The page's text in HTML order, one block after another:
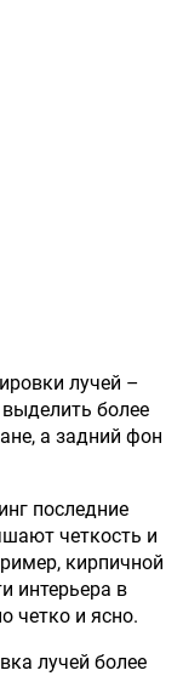
лучей –
более
а задний фон
последние
четкость и
кирпичной
интерьера в
четко и ясно.
лучей более